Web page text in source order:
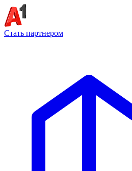
Стать партнером